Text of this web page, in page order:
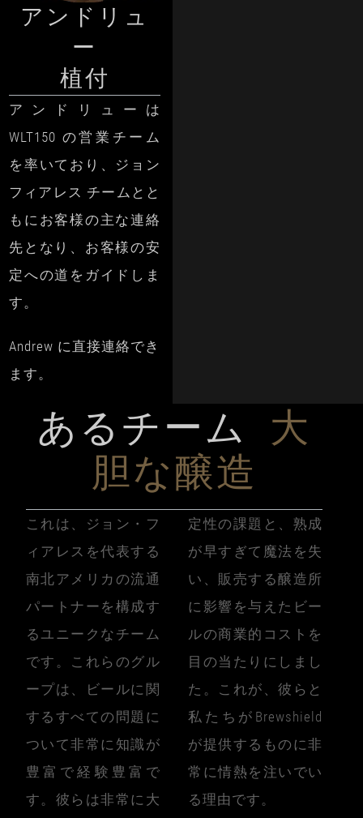
アンドリュ
ー
植付
アンドリューは
WLT150 の営業チーム
を率いており、ジョン
フィアレス チームとと
もにお客様の主な連絡
先となり、お客様の安
定への道をガイドしま
す。
Andrew に直接連絡でき
ます。
あるチーム 大
胆な醸造
これは、ジョン・フ
ィアレスを代表する
南北アメリカの流通
パートナーを構成す
るユニークなチーム
です。これらのグル
ープは、ビールに関
するすべての問題に
ついて非常に知識が
豊富で経験豊富で
す。彼らは非常に大
定性の課題と、熟成
が早すぎて魔法を失
い、販売する醸造所
に影響を与えたビー
ルの商業的コストを
目の当たりにしまし
た。これが、彼らと
私たちがBrewshield
が提供するものに非
常に情熱を注いでい
る理由です。